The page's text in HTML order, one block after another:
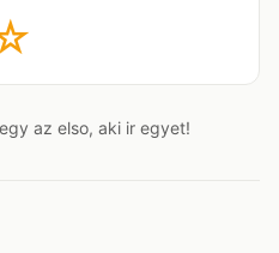
az elso, aki ir egyet!